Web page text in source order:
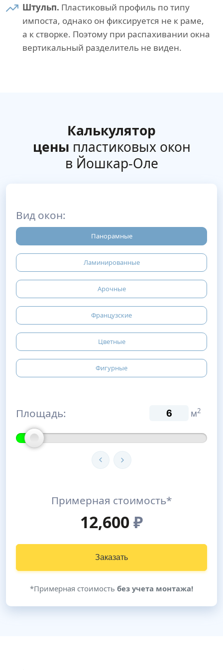
Штульп. Пластиковый профиль по типу
импоста, однако он фиксируется не к раме,
а к створке. Поэтому при распахивании окна
вертикальный разделитель не виден.
Калькулятор
цены пластиковых окон
в Йошкар-Оле
Вид окон:
Панорамные
Ламинированные
Арочные
Французские
Цветные
Фигурные
Площадь: м2
Примерная стоимость*
12,600₽
Заказать
*Примерная стоимость без учета монтажа!